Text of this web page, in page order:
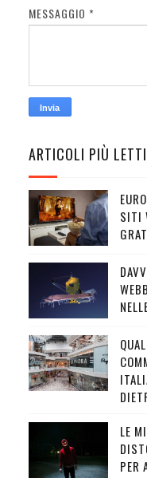
MESSAGGIO *
ARTICOLI PIÙ LETTI
SITI
LE
PER